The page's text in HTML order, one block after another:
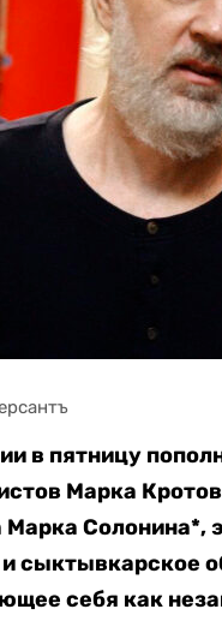
в пятницу
Марка
Марка
сыктывкарское
себя как